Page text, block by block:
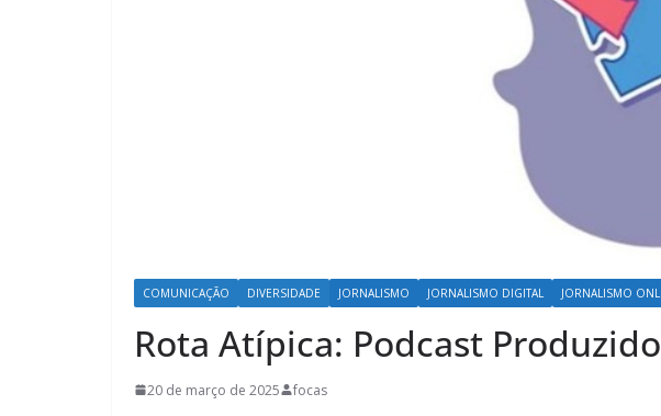
COMUNICAÇÃO DIVERSIDADE JORNALISMO JORNALISMO DIGITAL JORNALISMO
Rota Atípica: Podcast
20 de março de 2025 focas